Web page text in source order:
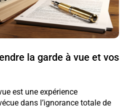
la garde à vue et vos
est une expérience
dans l’ignorance totale de